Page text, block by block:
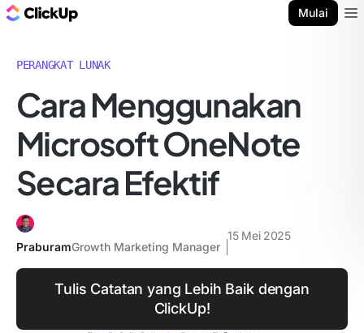
Mulai
PERANGKAT LUNAK
Cara Menggunakan
Microsoft OneNote
Secara Efektif
PraburamGrowth Marketing Manager
15 Mei 2025
Tulis Catatan yang Lebih Baik dengan
ClickUp!